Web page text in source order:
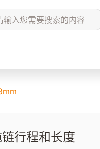
输入您需要搜索的内容
行程和长度